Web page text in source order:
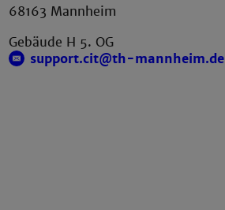
68163 Mannheim
Gebäude H 5. OG
support.cit@th-mannheim.de